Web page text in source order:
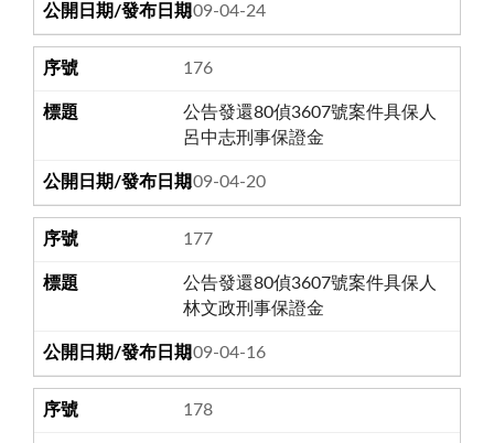
109-04-24
176
公告發還80偵3607號案件具保人
呂中志刑事保證金
109-04-20
177
公告發還80偵3607號案件具保人
林文政刑事保證金
109-04-16
178